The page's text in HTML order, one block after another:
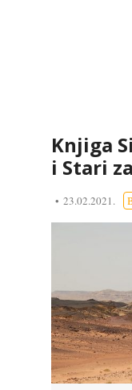
Knjiga
i Stari
23.02.2021.